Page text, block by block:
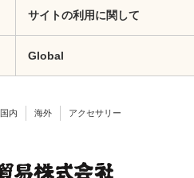
サイトの利用に関して
Global
国内 海外 アクセサリー